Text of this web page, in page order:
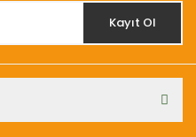
Kayıt Ol